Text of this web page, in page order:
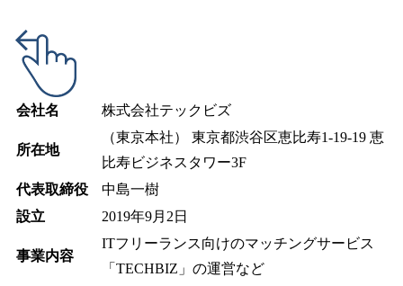
会社名 株式会社テックビズ
所在地
（東京本社） 東京都渋谷区恵比寿1-19-19 恵
比寿ビジネスタワー3F
代表取締役
中島一樹
設立
2019年9月2日
事業内容
ITフリーランス向けのマッチングサービス
「TECHBIZ」の運営など